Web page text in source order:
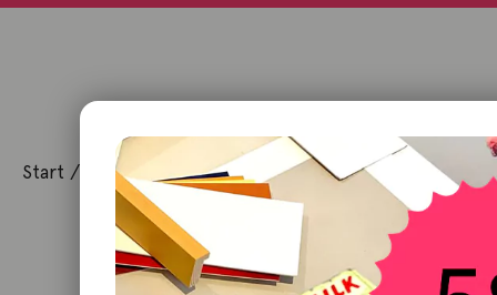
Start / Schmuck /Anhänger / Anhänger Koala 9K